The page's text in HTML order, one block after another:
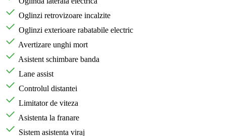
Oglinzi retrovizoare incalzite
Oglinzi exterioare rabatabile electric
Avertizare unghi mort
Asistent schimbare banda
Lane assist
Controlul distantei
Limitator de viteza
Asistenta la franare
Sistem asistenta viraj